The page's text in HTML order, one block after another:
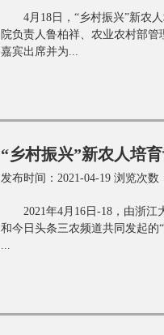
4月18日，“乡村振兴”新农
院负责人鲁柏祥、农业农村部
嘉宾出席并为...
“乡村振兴”新农人培
发布时间：2021-04-19 浏览次数
2021年4月16日-18，由浙
和今日头条三农频道共同发起的
...